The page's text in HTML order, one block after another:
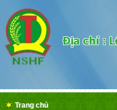
Trang chủ